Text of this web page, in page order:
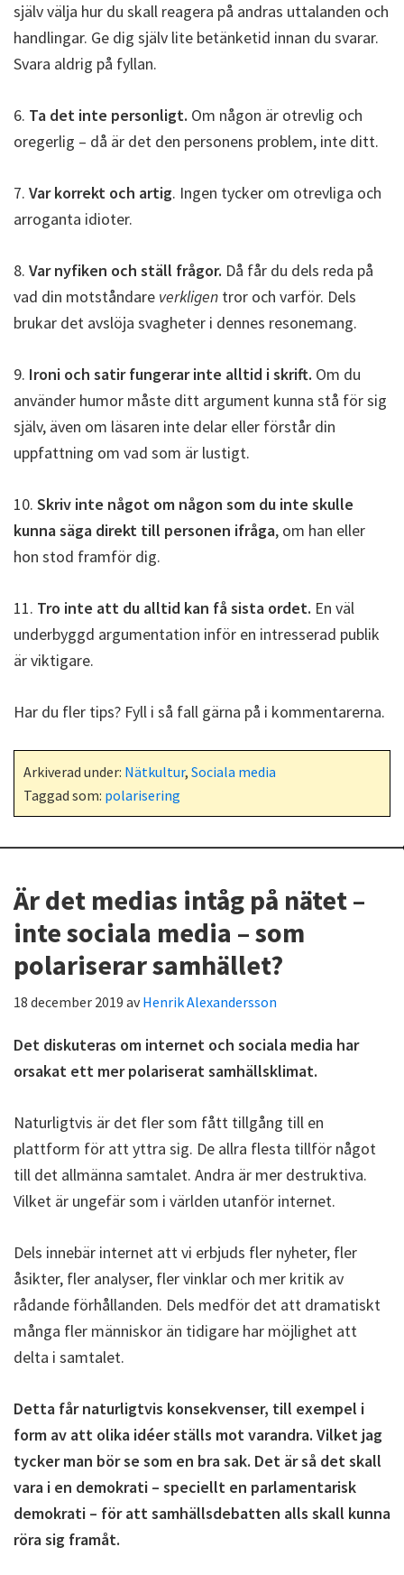
själv välja hur du skall reagera på andras uttalanden och
handlingar. Ge dig själv lite betänketid innan du svarar.
Svara aldrig på fyllan.
6. Ta det inte personligt. Om någon är otrevlig och
oregerlig – då är det den personens problem, inte ditt.
7. Var korrekt och artig. Ingen tycker om otrevliga och
arroganta idioter.
8. Var nyfiken och ställ frågor. Då får du dels reda på
vad din motståndare verkligen tror och varför. Dels
brukar det avslöja svagheter i dennes resonemang.
9. Ironi och satir fungerar inte alltid i skrift. Om du
använder humor måste ditt argument kunna stå för sig
själv, även om läsaren inte delar eller förstår din
uppfattning om vad som är lustigt.
10. Skriv inte något om någon som du inte skulle
kunna säga direkt till personen ifråga, om han eller
hon stod framför dig.
11. Tro inte att du alltid kan få sista ordet. En väl
underbyggd argumentation inför en intresserad publik
är viktigare.
Har du fler tips? Fyll i så fall gärna på i kommentarerna.
Arkiverad under: Nätkultur, Sociala media
Taggad som: polarisering
Är det medias intåg på nätet –
inte sociala media – som
polariserar samhället?
18 december 2019 avHenrik Alexandersson
Det diskuteras om internet och sociala media har
orsakat ett mer polariserat samhällsklimat.
Naturligtvis är det fler som fått tillgång till en
plattform för att yttra sig. De allra flesta tillför något
till det allmänna samtalet. Andra är mer destruktiva.
Vilket är ungefär som i världen utanför internet.
Dels innebär internet att vi erbjuds fler nyheter, fler
åsikter, fler analyser, fler vinklar och mer kritik av
rådande förhållanden. Dels medför det att dramatiskt
många fler människor än tidigare har möjlighet att
delta i samtalet.
Detta får naturligtvis konsekvenser, till exempel i
form av att olika idéer ställs mot varandra. Vilket jag
tycker man bör se som en bra sak. Det är så det skall
vara i en demokrati – speciellt en parlamentarisk
demokrati – för att samhällsdebatten alls skall kunna
röra sig framåt.